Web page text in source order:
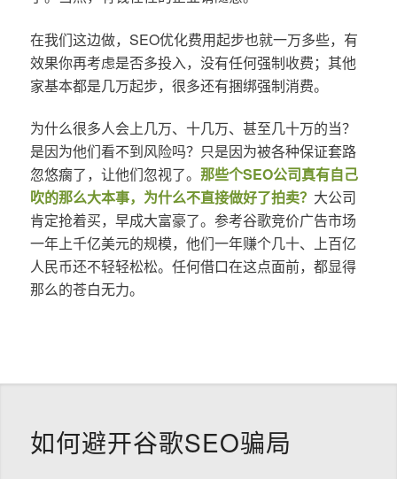
在我们这边做，SEO优化费用起步也就一万多些，有
效果你再考虑是否多投入，没有任何强制收费；其他
家基本都是几万起步，很多还有捆绑强制消费。
为什么很多人会上几万、十几万、甚至几十万的当？
是因为他们看不到风险吗？只是因为被各种保证套路
忽悠瘸了，让他们忽视了。 那些个SEO公司真有自己
吹的那么大本事，为什么不直接做好了拍卖？ 大公司
肯定抢着买，早成大富豪了。参考谷歌竞价广告市场
一年上千亿美元的规模，他们一年赚个几十、上百亿
人民币还不轻轻松松。任何借口在这点面前，都显得
那么的苍白无力。
如何避开谷歌SEO骗局